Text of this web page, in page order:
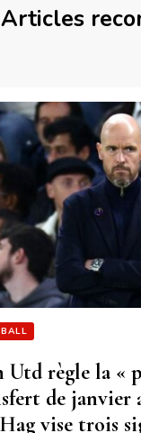
Articles
Utd règle la «
de janvier
vise trois